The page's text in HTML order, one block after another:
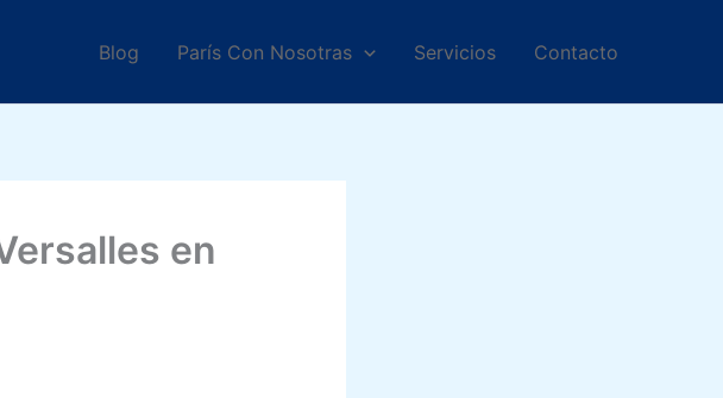
Blog París Con Nosotras Servicios Contacto
en